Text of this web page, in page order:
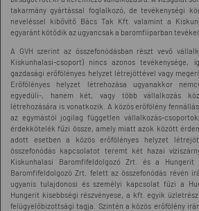
takarmány gyártással foglalkozó, de tevékenységi
neveléssel kibővítő Bács Tak Kft. valamint a
egyaránt kötődik az ugyancsak a baromfiiparban
A GVH szerint az összefonódásban részt vevő
Kiskunhalasi-csoport) nincs azonos tevékenysége,
gazdasági erőfölényes helyzet létrejöttével vagy
Erőfölényes helyzet létrehozása ugyanakkor
egyedüli-, hanem két, vagy több vállalkozás
létrehozására is vonatkozik. A közös erőfölény
az egymástól jogilag független vállalkozás-
érdekkötelék fűzi össze, amely miatt azok között
adott esetben a közös erőfölényes helyzet
összefonódás kapcsolatot teremt két hazai
Kiskunhalasi Baromfifeldolgozó Zrt. és a
Baromfifeldolgozó Zrt. felett az összefonódás révén
ugyanis tulajdonosi és személyi kapcsolat fűzi a
Hungerit kisebbségi részvényese, a kft. egyik
felügyelőbizottsági tagja. Szintén a közös erőfölény